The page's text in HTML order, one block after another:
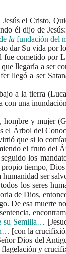
el Cristo,
él dijo de
la fundación del
Su vida por
cometido por
llegaría a
a ser
la tierra
una
y mujer
Árbol del
que si lo
el fruto del
los
tiempo,
ser
seres
de Dios,
De esa muerte
su Semilla…
[con la
del
y